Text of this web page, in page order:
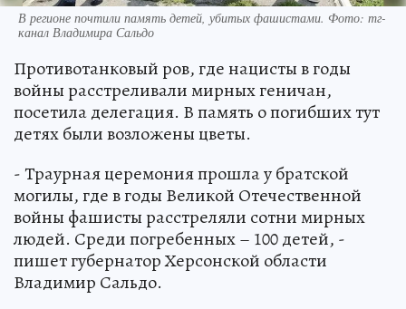
В регионе почтили память детей, убитых фашистами. Фото: тг-
канал Владимира Сальдо
Противотанковый ров, где нацисты в годы
войны расстреливали мирных геничан,
посетила делегация. В память о погибших тут
детях были возложены цветы.
- Траурная церемония прошла у братской
могилы, где в годы Великой Отечественной
войны фашисты расстреляли сотни мирных
людей. Среди погребенных – 100 детей, -
пишет губернатор Херсонской области
Владимир Сальдо.